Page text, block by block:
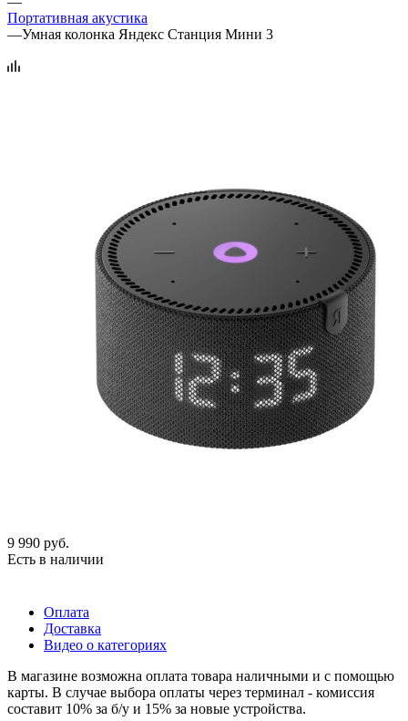
Портативная акустика
—Умная колонка Яндекс Станция Мини 3
9 990 руб.
Есть в наличии
Оплата
Доставка
Видео о категориях
В магазине возможна оплата товара наличными и с помощью
карты. В случае выбора оплаты через терминал - комиссия
составит 10% за б/у и 15% за новые устройства.